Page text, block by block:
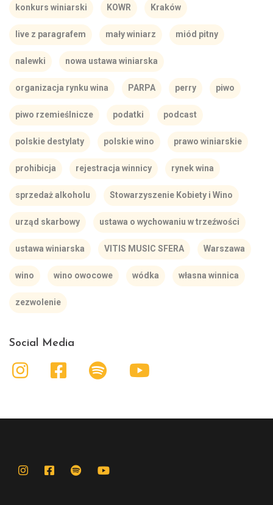
konkurs winiarski KOWR Kraków
live z paragrafem mały winiarz miód pitny
nalewki nowa ustawa winiarska
organizacja rynku wina PARPA perry piwo
piwo rzemieślnicze podatki podcast
polskie destylaty polskie wino prawo winiarskie
prohibicja rejestracja winnicy rynek wina
sprzedaż alkoholu Stowarzyszenie Kobiety i Wino
urząd skarbowy ustawa o wychowaniu w trzeźwości
ustawa winiarska VITIS MUSIC SFERA Warszawa
wino wino owocowe wódka własna winnica
zezwolenie
Social Media